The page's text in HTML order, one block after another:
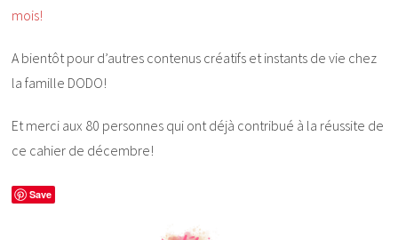
mois!
A bientôt pour d’autres contenus créatifs et instants de vie chez
la famille DODO!
Et merci aux 80 personnes qui ont déjà contribué à la réussite de
ce cahier de décembre!
Save